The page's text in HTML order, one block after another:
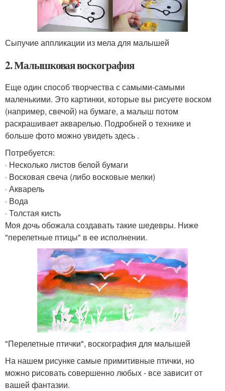
Сыпучие аппликации из мела для малышей
2. Малышковая воскография
Еще один способ творчества с самыми-самыми
маленькими. Это картинки, которые вы рисуете воском
(например, свечой) на бумаге, а малыш потом
раскрашивает акварелью. Подробней о технике и
больше фото можно увидеть здесь .
Потребуется:
· Несколько листов белой бумаги
· Восковая свеча (либо восковые мелки)
· Акварель
· Вода
· Толстая кисть
Моя дочь обожала создавать такие шедевры. Ниже
"перелетные птицы" в ее исполнении.
"Перелетные птички", воскография для малышей
На нашем рисунке самые примитивные птички, но
можно рисовать совершенно любых - все зависит от
вашей фантазии.